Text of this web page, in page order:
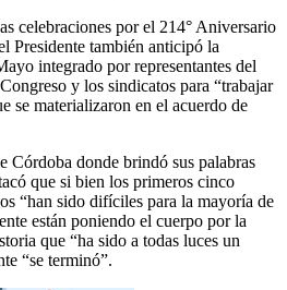
celebraciones por el 214° Aniversario
Presidente también anticipó la
integrado por representantes del
y los sindicatos para “trabajar
se materializaron en el acuerdo de
Córdoba donde brindó sus palabras
que si bien los primeros cinco
“han sido difíciles para la mayoría de
están poniendo el cuerpo por la
que “ha sido a todas luces un
“se terminó”.